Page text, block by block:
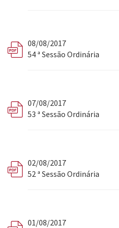
08/08/2017
54 ª Sessão Ordinária
07/08/2017
53 ª Sessão Ordinária
02/08/2017
52 ª Sessão Ordinária
01/08/2017